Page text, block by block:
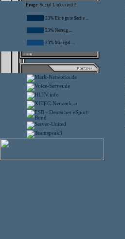
Frage: Social Links sind ?
33% Eine gute Sache ...
33% Nervig ...
33% Mir egal ...